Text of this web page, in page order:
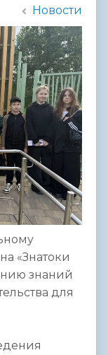
Новости
«Знатоки
знаний
для